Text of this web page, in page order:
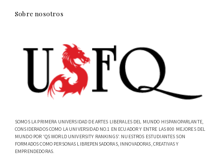
Sobre nosotros
SOMOS LA PRIMERA UNIVERSIDAD DE ARTES LIBERALES DEL MUNDO HISPANOPARLANTE,
CONSIDERADOS COMO LA UNIVERSIDAD NO.1 EN ECUADOR Y ENTRE LAS 800 MEJORES DEL
MUNDO POR 'QS WORLD UNIVERSITY RANKINGS'. NUESTROS ESTUDIANTES SON
FORMADOS COMO PERSONAS LIBREPENSADORAS, INNOVADORAS, CREATIVAS Y
EMPRENDEDORAS.